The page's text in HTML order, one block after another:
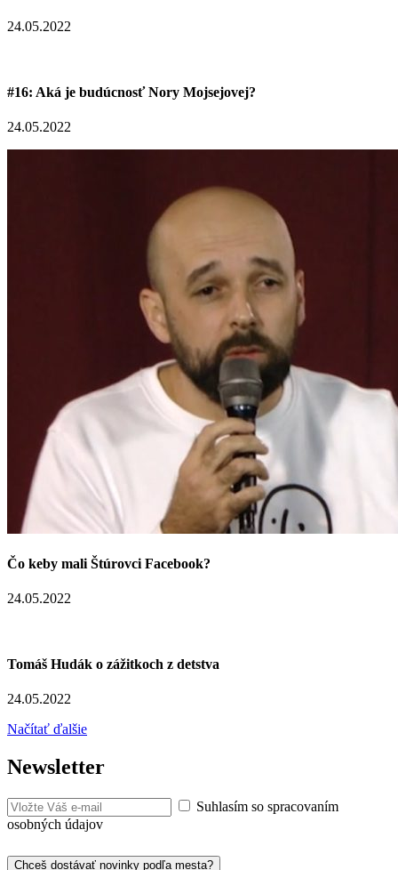
24.05.2022
#16: Aká je budúcnosť Nory Mojsejovej?
24.05.2022
Čo keby mali Štúrovci Facebook?
24.05.2022
Tomáš Hudák o zážitkoch z detstva
24.05.2022
Načítať ďalšie
Newsletter
Suhlasím so spracovaním
osobných údajov
Chceš dostávať novinky podľa mesta?